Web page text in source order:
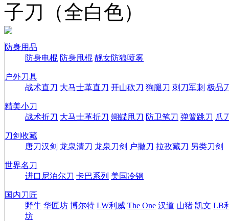
子刀（全白色）
防身用品
防身电棍 防身甩棍 靓女防狼喷雾
户外刀具
战术直刀 大马士革直刀 开山砍刀 狗腿刀 刺刀军刺 极品
精美小刀
战术折刀 大马士革折刀 蝴蝶甩刀 防卫笔刀 弹簧跳刀 爪
刀剑收藏
唐刀汉剑 龙泉清刀 龙泉刀剑 户撒刀 拉孜藏刀 另类刀剑
世界名刀
进口尼泊尔刀 卡巴系列 美国冷钢
国内刀匠
野牛 华匠坊 博尔特 LW利威 The One 汉道 山猪 凯文 LB
坊